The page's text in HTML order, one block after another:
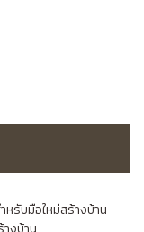
รับมือใหม่สร้างบ้าน